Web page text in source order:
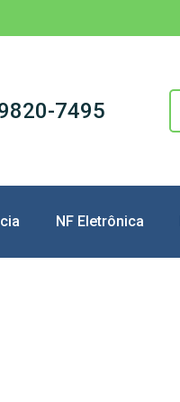
7495
NF Eletrônica